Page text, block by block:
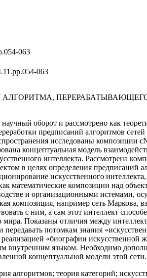
063
063
оборот и рассмотрено как
предписаний алгоритмов
исследованы композиции
концептуальная модель
интеллекта. Рассмотрена
в целях определения предписаний
искусственного
математические композиции над
и организационными истемами,
композиция, например сеть Маркова,
с ним, а сам этот интеллект
Показаны отличия между
передавать потомкам знания
реализацией «биографии
внутренним языком. Необходимо
концептуальной модели этой сети.
алгоритмов; теория категорий;